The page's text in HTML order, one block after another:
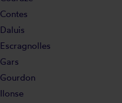
Contes
Daluis
Escragnolles
Gars
Gourdon
Ilonse